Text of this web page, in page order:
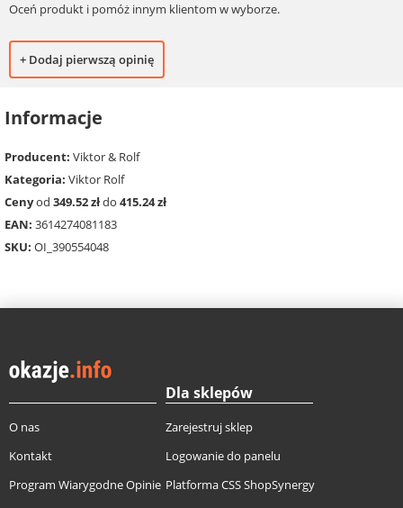
Oceń produkt i pomóż innym klientom w wyborze.
+ Dodaj pierwszą opinię
Informacje
Producent: Viktor & Rolf
Kategoria: Viktor Rolf
Cenyod 349.52 złdo 415.24 zł
EAN: 3614274081183
SKU: OI_390554048
O nas
Kontakt
Program Wiarygodne Opinie
Dla sklepów
Zarejestruj sklep
Logowanie do panelu
Platforma CSS ShopSynergy